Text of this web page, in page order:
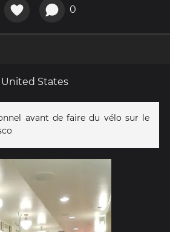
0
United States
avant de faire du vélo sur le